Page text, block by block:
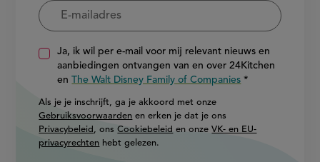
Ja, ik wil per e-mail voor mij relevant nieuws en
aanbiedingen ontvangen van en over 24Kitchen
enThe Walt Disney Family of Companies
Als je je inschrijft, ga je akkoord met onze
Gebruiksvoorwaarden en erken je dat je ons
Privacybeleid , onsCookiebeleid en onzeVK- en EU-
privacyrechten hebt gelezen.